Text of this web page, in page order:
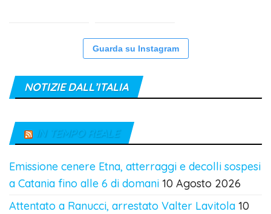
Guarda su Instagram
NOTIZIE DALL’ITALIA
IN TEMPO REALE
Emissione cenere Etna, atterraggi e decolli sospesi
a Catania fino alle 6 di domani 10 Agosto 2026
Attentato a Ranucci, arrestato Valter Lavitola 10